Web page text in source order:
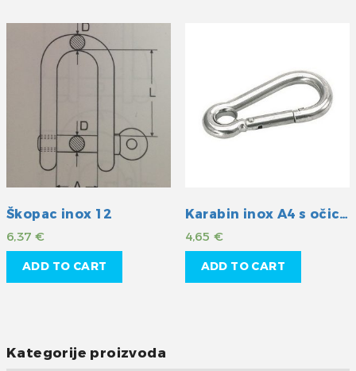
Škopac inox 12
6,37 €
ADD TO CART
Karabin inox A4 s očicom 80mm
4,65 €
ADD TO CART
Kategorije proizvoda